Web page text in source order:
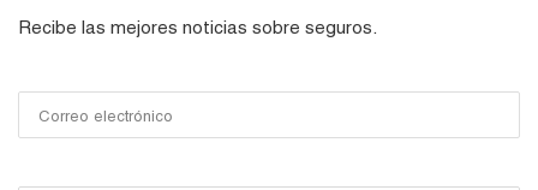
Recibe las mejores noticias sobre seguros.